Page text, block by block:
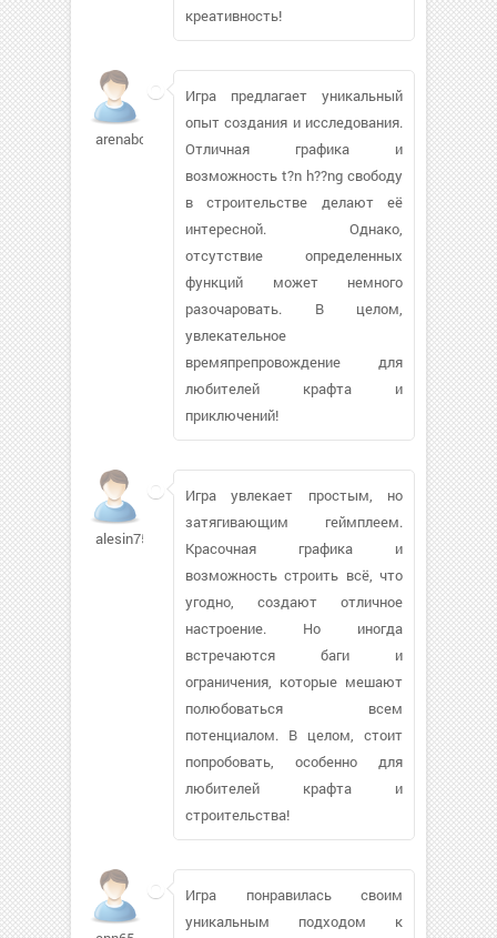
креативность!
arenabots664
Игра предлагает уникальный
опыт создания и исследования.
Отличная графика и
возможность t?n h??ng свободу
в строительстве делают её
интересной. Однако,
отсутствие определенных
функций может немного
разочаровать. В целом,
увлекательное
времяпрепровождение для
любителей крафта и
приключений!
alesin75
Игра увлекает простым, но
затягивающим геймплеем.
Красочная графика и
возможность строить всё, что
угодно, создают отличное
настроение. Но иногда
встречаются баги и
ограничения, которые мешают
полюбоваться всем
потенциалом. В целом, стоит
попробовать, особенно для
любителей крафта и
строительства!
Игра понравилась своим
уникальным подходом к